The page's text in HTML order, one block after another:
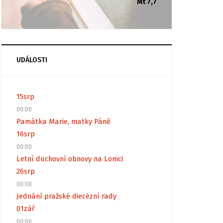
Mt 7,7
UDÁLOSTI
15srp
00:00
Památka Marie, matky Páně
16srp
00:00
Letní duchovní obnovy na Lomci
26srp
00:00
Jednání pražské diecézní rady
01zář
00:00